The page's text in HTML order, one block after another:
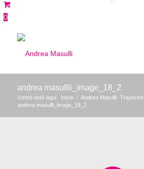
0
andrea masullli_image_18_2
Usted está aquí: Inicio / Andrea Masulli-
andrea masullli_image_18_2